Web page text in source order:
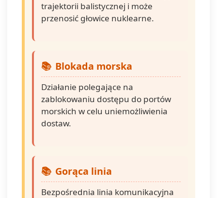
trajektorii balistycznej i może
przenosić głowice nuklearne.
Blokada morska
Działanie polegające na
zablokowaniu dostępu do portów
morskich w celu uniemożliwienia
dostaw.
Gorąca linia
Bezpośrednia linia komunikacyjna